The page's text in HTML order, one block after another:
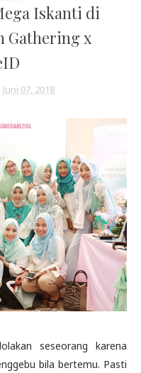
Iskanti di
Gathering x
Juni 07, 2018
seseorang karena
bila bertemu. Pasti